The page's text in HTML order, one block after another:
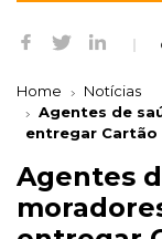
Home
Notícias
Agentes de
entregar Cartão
Agentes